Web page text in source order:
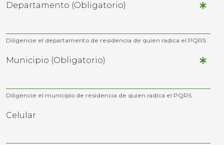
Departamento (Obligatorio)
Diligencie el departamento de residencia de quien radica el PQRS
Municipio (Obligatorio)
Diligencie el municipio de residencia de quien radica el PQRS
Celular